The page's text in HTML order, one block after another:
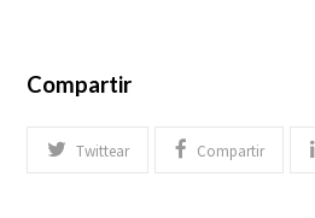
Compartir
Twittear Compartir